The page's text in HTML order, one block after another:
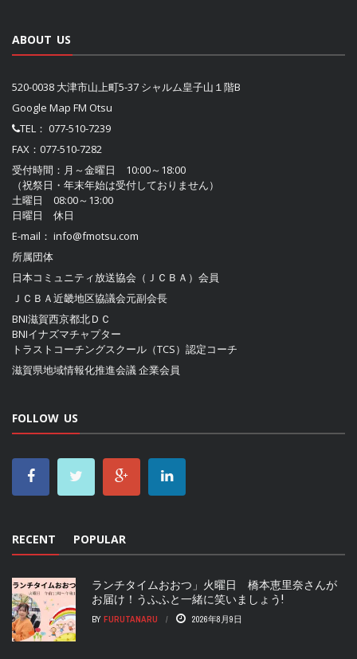
ABOUT US
520-0038 大津市山上町5-37 シャルム皇子山１階B
Google Map FM Otsu
TEL： 077-510-7239
FAX：077-510-7282
受付時間：月～金曜日 10:00～18:00
（祝祭日・年末年始は受付しておりません）
土曜日 08:00～13:00
日曜日 休日
E-mail： info@fmotsu.com
所属団体
日本コミュニティ放送協会（ＪＣＢＡ） 会員
ＪＣＢＡ近畿地区協議会元副会長
BNI滋賀西京都北ＤＣ
BNIイナズマチャプター
トラストコーチングスクール（TCS）認定コーチ
滋賀県地域情報化推進会議企業会員
FOLLOW US
RECENT POPULAR
ランチタイムおおつ」火曜日 橋本恵里奈さんが
お届け！うふふと一緒に笑いましょう!
BY FURUTANARU 2026年8月9日